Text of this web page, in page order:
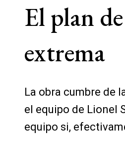
El plan
extrema
La obra cumbre de
el equipo de Lionel
equipo si,